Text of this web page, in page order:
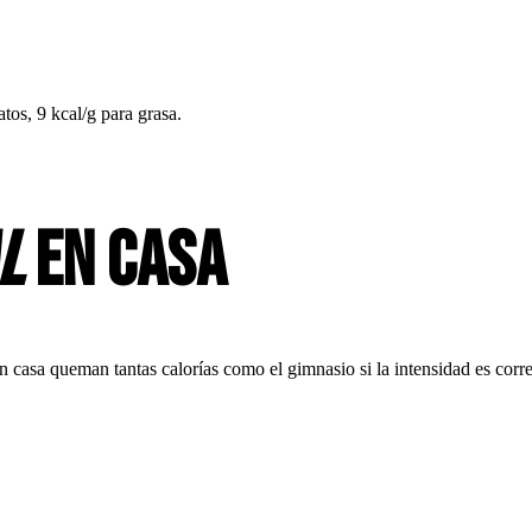
9 kcal/g para grasa.
en casa
queman tantas calorías como el gimnasio si la intensidad es